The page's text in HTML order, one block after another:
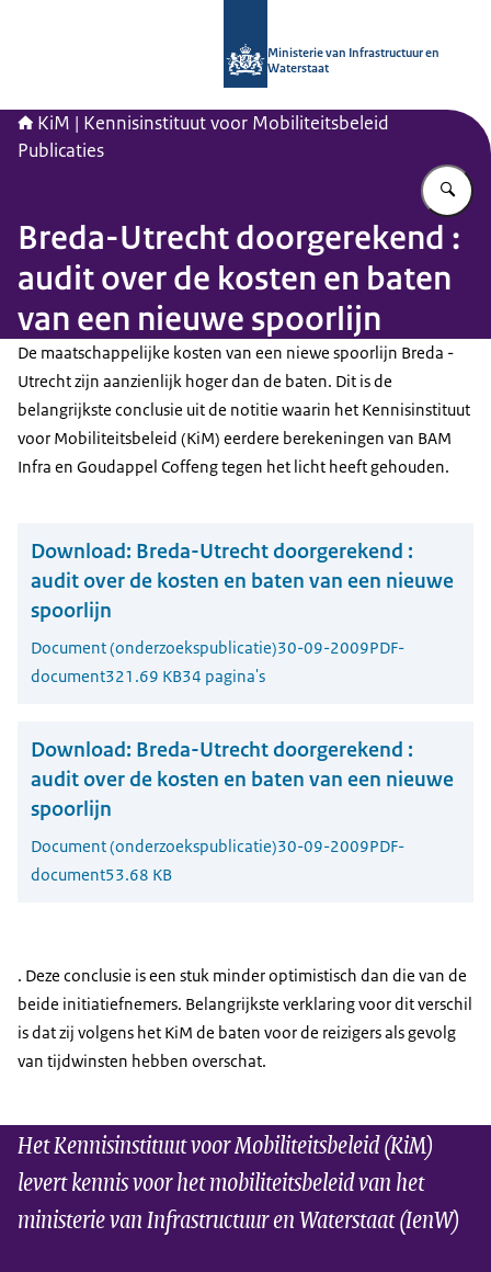
Ministerie van Infrastructuur en
Waterstaat
KiM | Kennisinstituut voor Mobiliteitsbeleid
Publicaties
Breda-Utrecht doorgerekend :
audit over de kosten en baten
van een nieuwe spoorlijn
De maatschappelijke kosten van een niewe spoorlijn Breda -
Utrecht zijn aanzienlijk hoger dan de baten. Dit is de
belangrijkste conclusie uit de notitie waarin het Kennisinstituut
voor Mobiliteitsbeleid (KiM) eerdere berekeningen van BAM
Infra en Goudappel Coffeng tegen het licht heeft gehouden.
Download: Breda-Utrecht doorgerekend :
audit over de kosten en baten van een nieuwe
spoorlijn
Document (onderzoekspublicatie)30-09-2009PDF-
document321.69 KB34 pagina's
Download: Breda-Utrecht doorgerekend :
audit over de kosten en baten van een nieuwe
spoorlijn
Document (onderzoekspublicatie)30-09-2009PDF-
document53.68 KB
. Deze conclusie is een stuk minder optimistisch dan die van de
beide initiatiefnemers. Belangrijkste verklaring voor dit verschil
is dat zij volgens het KiM de baten voor de reizigers als gevolg
van tijdwinsten hebben overschat.
Het Kennisinstituut voor Mobiliteitsbeleid (KiM)
levert kennis voor het mobiliteitsbeleid van het
ministerie van Infrastructuur en Waterstaat (IenW)